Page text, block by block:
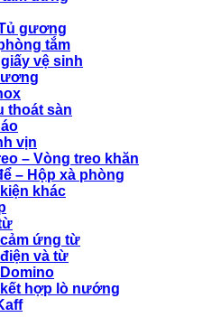
gương
tắm
vệ sinh
thoát sàn
vịn
– Vòng treo khăn
– Hộp xà phòng
khác
cảm ứng từ
và từ
kết hợp lò nướng